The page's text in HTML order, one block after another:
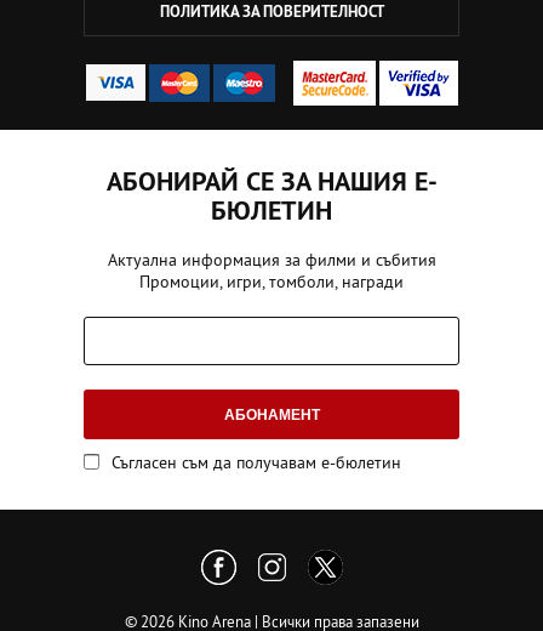
ПОЛИТИКА ЗА ПОВЕРИТЕЛНОСТ
АБОНИРАЙ СЕ ЗА НАШИЯ Е-
БЮЛЕТИН
Актуална информация за филми и събития
Промоции, игри, томболи, награди
АБОНАМЕНТ
Съгласен съм да получавам е-бюлетин
© 2026 Kino Arena | Всички права запазени